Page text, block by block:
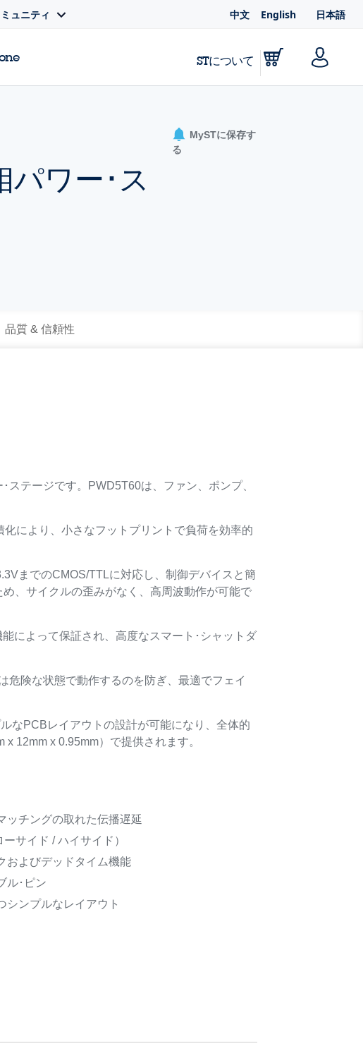
ュニティ 中文 English 日本語
STについて
パワー･ス
MySTに保存す
る
品質 & 信頼性
テージです。PWD5T60は、ファン、ポンプ、
により、小さなフットプリントで負荷を効率的
までのCMOS/TTLに対応し、制御デバイスと簡
、サイクルの歪みがなく、高周波動作が可能で
によって保証され、高度なスマート･シャットダ
危険な状態で動作するのを防ぎ、最適でフェイ
なPCBレイアウトの設計が可能になり、全体的
12mm x 0.95mm）で提供されます。
ッチングの取れた伝播遅延
サイド / ハイサイド）
およびデッドタイム機能
ル･ピン
シンプルなレイアウト